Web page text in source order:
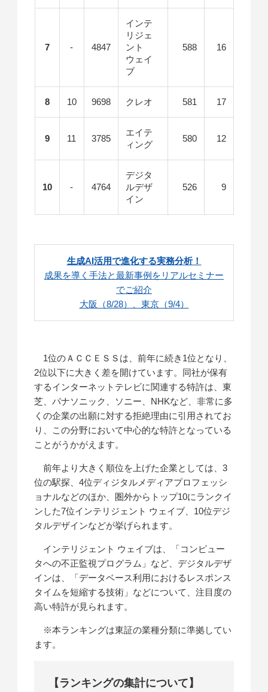
7 - 4847
インテ
リジェ
ント
ウェイ
ブ
588 16
8 10 9698 クレオ 581 17
9 11 3785
エイテ
ィング
580 12
10 - 4764
デジタ
ルデザ
イン
526 9
生成AI活用で進化する実務分析！
成果を導く手法と最新事例をリアルセミナー
でご紹介
大阪（8/28）、東京（9/4）
1位のＡＣＣＥＳＳは、前年に続き1位となり、
2位以下に大きく差を開けています。同社が保有
するインターネットテレビに関連する特許は、東
芝、パナソニック、ソニー、NHKなど、非常に多
くの企業の出願に対する拒絶理由に引用されてお
り、この分野において中心的な特許となっている
ことがうかがえます。
前年より大きく順位を上げた企業としては、3
位の駅探、4位ディジタルメディアプロフェッシ
ョナルなどのほか、圏外からトップ10にランクイ
ンした7位インテリジェント ウェイブ、10位デジ
タルデザインなどが挙げられます。
インテリジェント ウェイブは、「コンピュー
タへの不正監視プログラム」など、デジタルデザ
インは、「データベース利用におけるレスポンス
タイムを短縮する技術」などについて、注目度の
高い特許が見られます。
※本ランキングは東証の業種分類に準拠してい
ます。
【ランキングの集計について】